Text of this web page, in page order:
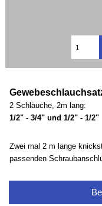
2 Schläuche, 2m lang:
1/2" - 3/4" und 1/2" - 1/2"
Zwei mal 2 m lange
passenden